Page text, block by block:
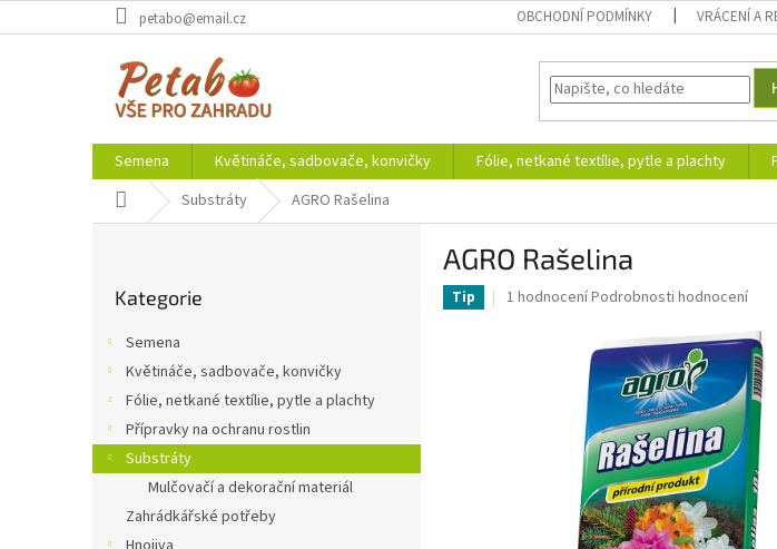
na
petabo@email.cz OBCHODNÍ PODMÍNKY VRÁCENÍ A
Semena Květináče, sadbovače, konvičky Fólie, netkané textílie, pytle a plachty
Domů Substráty AGRO Rašelina
a
kategorie
Kategorie
Semena
Květináče, sadbovače, konvičky
Fólie, netkané textílie, pytle a plachty
Přípravky na ochranu rostlin
Substráty
Mulčovačí a dekorační materiál
Zahrádkářské potřeby
AGRO Rašelina
Tip
Průměrné
1 hodnoceníPodrobnosti hodnocení